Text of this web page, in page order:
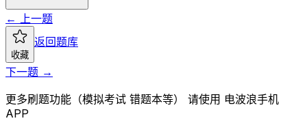
← 上一题
收藏
返回题库
下一题 →
更多刷题功能（模拟考试 错题本等） 请使用 电波浪手机
APP